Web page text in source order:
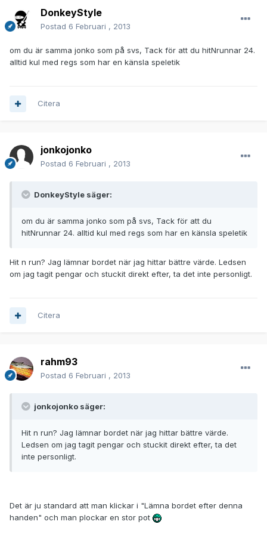
DonkeyStyle
Postad 6 Februari , 2013
om du är samma jonko som på svs, Tack för att du hitNrunnar 24.
alltid kul med regs som har en känsla speletik
Citera
jonkojonko
Postad 6 Februari , 2013
DonkeyStyle säger:
om du är samma jonko som på svs, Tack för att du
hitNrunnar 24. alltid kul med regs som har en känsla speletik
Hit n run? Jag lämnar bordet när jag hittar bättre värde. Ledsen
om jag tagit pengar och stuckit direkt efter, ta det inte personligt.
Citera
rahm93
Postad 6 Februari , 2013
jonkojonko säger:
Hit n run? Jag lämnar bordet när jag hittar bättre värde.
Ledsen om jag tagit pengar och stuckit direkt efter, ta det
inte personligt.
Det är ju standard att man klickar i "Lämna bordet efter denna
handen" och man plockar en stor pot